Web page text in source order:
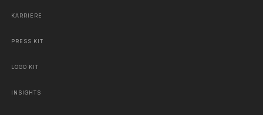
KARRIERE
PRESS KIT
LOGO KIT
INSIGHTS